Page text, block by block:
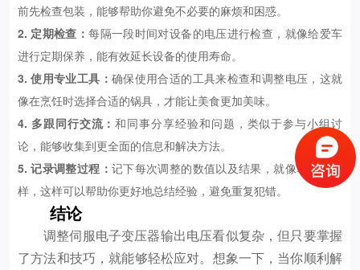
前先检查包装，能够帮助你避免不必要的麻烦和困惑。
2. 定期检查：每隔一段时间对设备的电压进行检查，就像给爱车
进行定期保养，能有效延长设备的使用寿命。
3. 使用专业工具： 确保使用合适的工具来检查和调整电压，这就
像在烹饪时选择合适的锅具，才能让美食更加美味。
4. 多跟同行交流：和同事分享经验和问题，类似于参与小组讨
论，能够收集到更全面的信息和解决方法。
5. 记录调整过程： 记下每次调整的数值以及结果，就像写日记一
样，这样可以帮助你更好地总结经验，避免重复犯错。
结论
调整伺服电子变压器输出电压看似复杂，但只要掌握
了方法和技巧，就能够轻松应对。想象一下，当你顺利解